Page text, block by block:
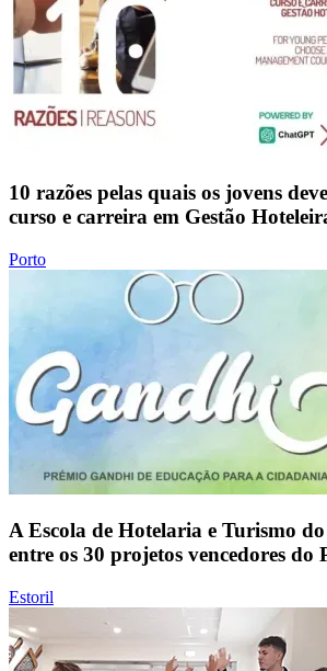
10 razões pelas quais os jovens
curso e carreira em Gestão
Porto
A Escola de Hotelaria e Turismo
entre os 30 projetos vencedores do
Estoril